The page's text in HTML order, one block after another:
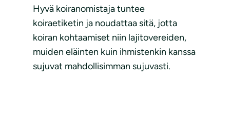
Hyvä koiranomistaja tuntee
koiraetiketin ja noudattaa sitä, jotta
koiran kohtaamiset niin lajitovereiden,
muiden eläinten kuin ihmistenkin kanssa
sujuvat mahdollisimman sujuvasti.